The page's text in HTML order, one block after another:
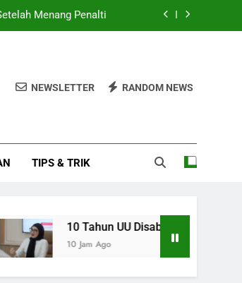
Menang Penalti
ke Amerika Latin
Membaca Terus Ada
Bukan Regulasi
NEWSLETTER RANDOM NEWS
TIPS & TRIK
10 Tahun UU Disabilitas: Fokus pada Hasil,
10 Jam Ago